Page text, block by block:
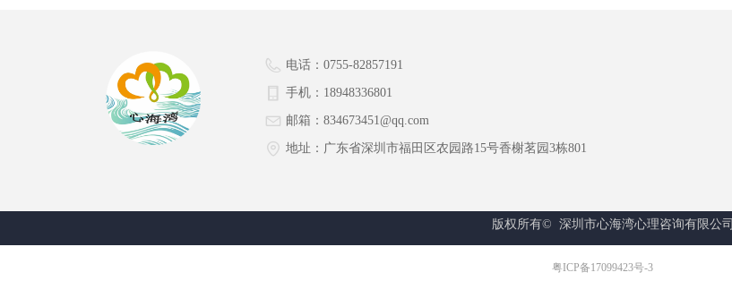
电话： 0755-82857191
手机： 18948336801
邮箱： 834673451@qq.com
地址： 广东省深圳市福田区农园路15号香榭茗园3栋801
版权所有© 深圳市心海湾心理咨询有限公司
粤ICP备17099423号-3